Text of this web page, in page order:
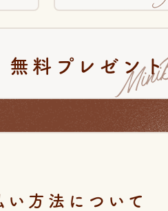
料プレゼント
い方法について